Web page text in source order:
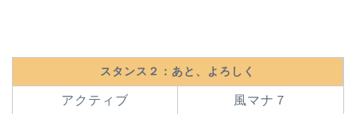
スタンス２：あと、よろしく
アクティブ 風マナ７